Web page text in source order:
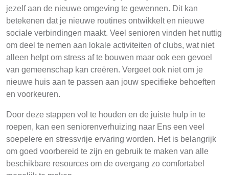
jezelf aan de nieuwe omgeving te gewennen. Dit kan
betekenen dat je nieuwe routines ontwikkelt en nieuwe
sociale verbindingen maakt. Veel senioren vinden het nuttig
om deel te nemen aan lokale activiteiten of clubs, wat niet
alleen helpt om stress af te bouwen maar ook een gevoel
van gemeenschap kan creëren. Vergeet ook niet om je
nieuwe huis aan te passen aan jouw specifieke behoeften
en voorkeuren.
Door deze stappen vol te houden en de juiste hulp in te
roepen, kan een seniorenverhuizing naar Ens een veel
soepelere en stressvrije ervaring worden. Het is belangrijk
om goed voorbereid te zijn en gebruik te maken van alle
beschikbare resources om de overgang zo comfortabel